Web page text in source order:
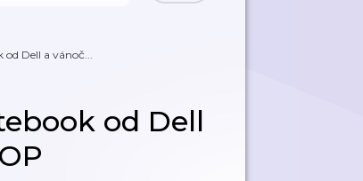
Dell a vánoč...
od Dell